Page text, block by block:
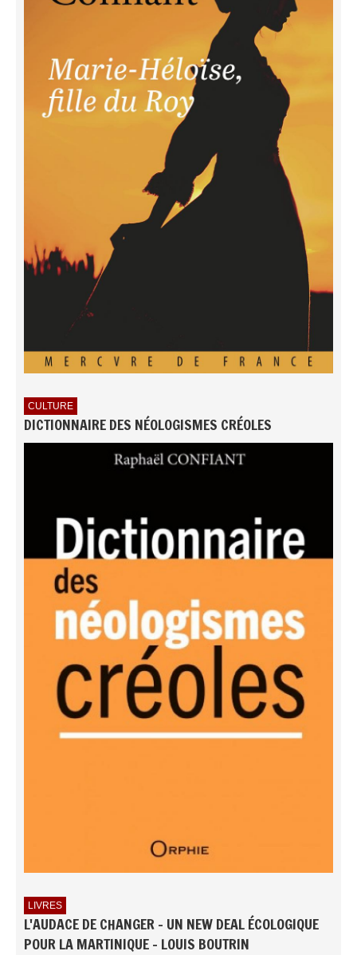
CULTURE
DICTIONNAIRE DES NÉOLOGISMES CRÉOLES
LIVRES
L'AUDACE DE CHANGER - UN NEW DEAL ÉCOLOGIQUE
POUR LA MARTINIQUE - LOUIS BOUTRIN